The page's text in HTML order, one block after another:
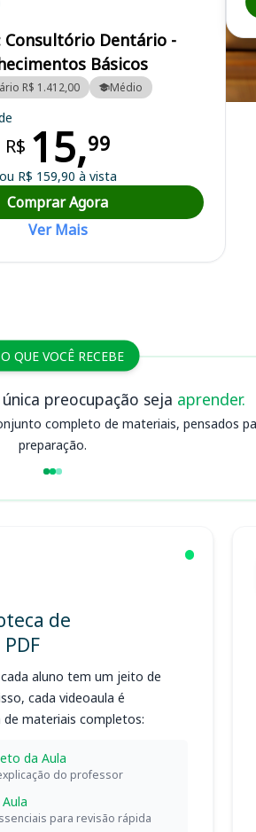
Consultório Dentário -
Básicos
R$ 1.412,00 Médio
R$ 15,99
ou R$ 159,90 à vista
Comprar Agora
Ver Mais
O QUE VOCÊ RECEBE
preocupação seja aprender.
completo de materiais, pensados
preparação.
de
aluno tem um jeito de
cada videoaula é
de materiais completos:
da Aula
do professor
para revisão rápida